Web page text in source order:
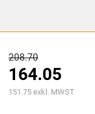
208.70Ursprünglicher
Preis
war:
164.05
Aktueller
151.75 exkl. MWST